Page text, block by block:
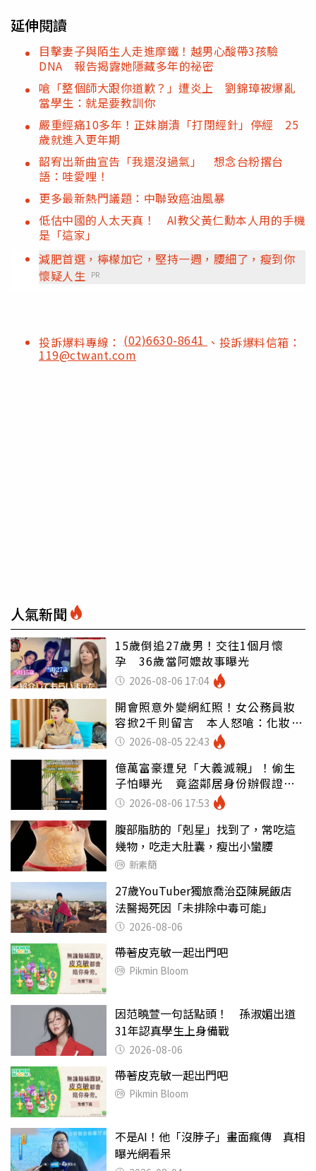
延伸閱讀
目擊妻子與陌生人走進摩鐵！越男心酸帶3孩驗
DNA 報告揭露她隱藏多年的祕密
嗆「整個師大跟你道歉？」遭炎上 劉錦璋被爆亂
當學生：就是要教訓你
嚴重經痛10多年！正妹崩潰「打閉經針」停經 25
歲就進入更年期
韶宥出新曲宣告「我還沒過氣」 想念台粉撂台
語：哇愛哩！
更多最新熱門議題：中聯致癌油風暴
低估中國的人太天真！ AI教父黃仁勳本人用的手機
是「這家」
減肥首選，檸檬加它，堅持一週，腰細了，瘦到你
懷疑人生 PR
投訴爆料專線： (02)6630-8641 、投訴爆料信箱：
119@ctwant.com
人氣新聞
15歲倒追27歲男！交往1個月懷
孕 36歲當阿嬤故事曝光
2026-08-06 17:04
開會照意外變網紅照！女公務員妝
容掀2千則留言 本人怒嗆：化妝有
錯嗎2026-08-05 22:43
億萬富豪遭兒「大義滅親」！偷生
子怕曝光 竟盜鄰居身份辦假證落
戶 2026-08-06 17:53
腹部脂肪的「剋星」找到了，常吃這
幾物，吃走大肚囊，瘦出小蠻腰
新素簡
27歲YouTuber獨旅喬治亞陳屍飯店
法醫揭死因「未排除中毒可能」
2026-08-06
帶著皮克敏一起出門吧
Pikmin Bloom
因范曉萱一句話點頭！ 孫淑媚出道
31年認真學生上身備戰
2026-08-06
帶著皮克敏一起出門吧
Pikmin Bloom
不是AI！他「沒脖子」畫面瘋傳 真相
曝光網看呆